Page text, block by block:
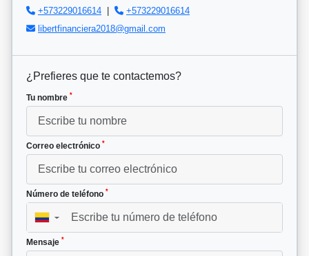
+573229016614 |
+573229016614
libertfinanciera2018@gmail.com
¿Prefieres que te contactemos?
Tu nombre *
Correo electrónico *
Número de teléfono *
▼
Mensaje *